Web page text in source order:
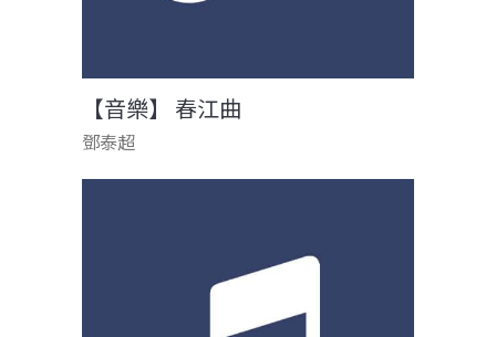
【音樂】 春江曲
鄧泰超